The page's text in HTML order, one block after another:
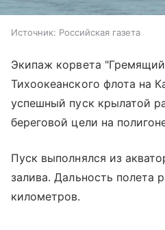
Источник: Российская газета
Экипаж корвета
Тихоокеанского флота на
успешный пуск крылатой
береговой цели на
Пуск выполнялся из
залива. Дальность полета
километров.